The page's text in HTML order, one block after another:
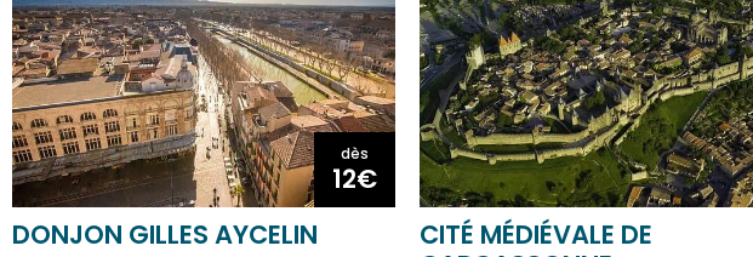
dès
12€
DONJON GILLES AYCELIN
NARBONNE
CITÉ MÉDIÉVALE DE
CARCASSONNE